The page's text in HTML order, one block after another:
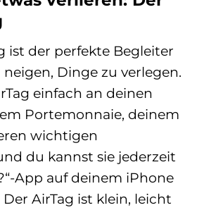
ist der perfekte Begleiter
Dinge zu verlegen.
einfach an deinen
Portemonnaie, deinem
wichtigen
du kannst sie jederzeit
App auf deinem iPhone
AirTag ist klein, leicht